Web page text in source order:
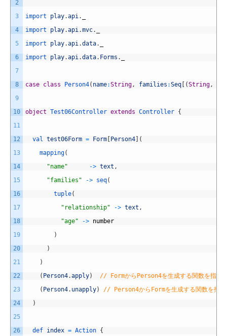
2
3
4
5
6
7
8
9
10
11
12
13
14
15
16
17
18
19
20
21
22
23
24
25
26
import play.api .
import play.api .mvc.
import play.api .data.
import play.api .data. Forms .
case class Person4( name:String , families :Seq [ (String ,
object Test06Controller extends Controller {
val test06Form = Form [Person4] (
mapping(
"name"
-> text ,
"families"
-> seq(
tuple(
"relationship"
-> text ,
"age"
-> number
)
)
)
( Person4.apply)
// FormからPerson4を生成する関数を指定
( Person4. unapply)
// Person4からFormを生成する関数を指定
)
def index = Action {